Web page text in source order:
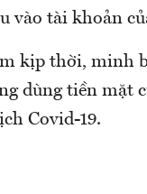
vào tài khoản
kịp thời, minh
dùng tiền mặt
Covid-19.